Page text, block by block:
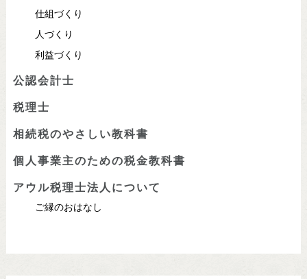
仕組づくり
人づくり
利益づくり
公認会計士
税理士
相続税のやさしい教科書
個人事業主のための税金教科書
アウル税理士法人について
ご縁のおはなし